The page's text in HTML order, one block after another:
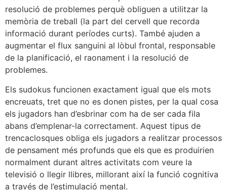
resolució de problemes perquè obliguen a utilitzar la
memòria de treball (la part del cervell que recorda
informació durant períodes curts). També ajuden a
augmentar el flux sanguini al lòbul frontal, responsable
de la planificació, el raonament i la resolució de
problemes.
Els sudokus funcionen exactament igual que els mots
encreuats, tret que no es donen pistes, per la qual cosa
els jugadors han d’esbrinar com ha de ser cada fila
abans d’emplenar-la correctament. Aquest tipus de
trencaclosques obliga els jugadors a realitzar processos
de pensament més profunds que els que es produirien
normalment durant altres activitats com veure la
televisió o llegir llibres, millorant així la funció cognitiva
a través de l’estimulació mental.